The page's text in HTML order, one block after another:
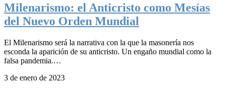
Milenarismo: el Anticristo como Mesías
del Nuevo Orden Mundial
El Milenarismo será la narrativa con la que la masonería nos
esconda la aparición de su anticristo. Un engaño mundial como la
falsa pandemia.…
3 de enero de 2023